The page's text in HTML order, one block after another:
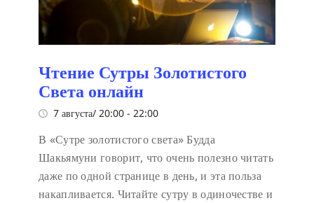
Чтение Сутры Золотистого
Света онлайн
7 августа/ 20:00 - 22:00
В «Сутре золотистого света» Будда
Шакьямуни говорит, что очень полезно читать
даже по одной странице в день, и эта польза
накапливается. Читайте сутру в одиночестве и